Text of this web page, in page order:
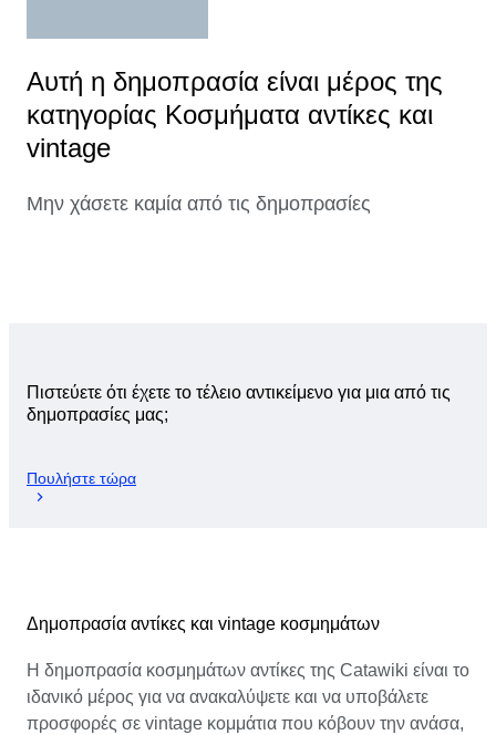
Αυτή η δημοπρασία είναι μέρος της
κατηγορίας Κοσμήματα αντίκες και
vintage
Μην χάσετε καμία από τις δημοπρασίες
Πιστεύετε ότι έχετε το τέλειο αντικείμενο για μια από τις
δημοπρασίες μας;
Πουλήστε τώρα
Δημοπρασία αντίκες και vintage κοσμημάτων
Η δημοπρασία κοσμημάτων αντίκες της Catawiki είναι το
ιδανικό μέρος για να ανακαλύψετε και να υποβάλετε
προσφορές σε vintage κομμάτια που κόβουν την ανάσα,